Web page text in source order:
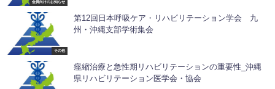
会員向けのお知らせ
その他
第12回日本呼吸ケア・リハビリテーション学会 九
州・沖縄支部学術集会
痙縮治療と急性期リハビリテーションの重要性_沖縄
県リハビリテーション医学会・協会